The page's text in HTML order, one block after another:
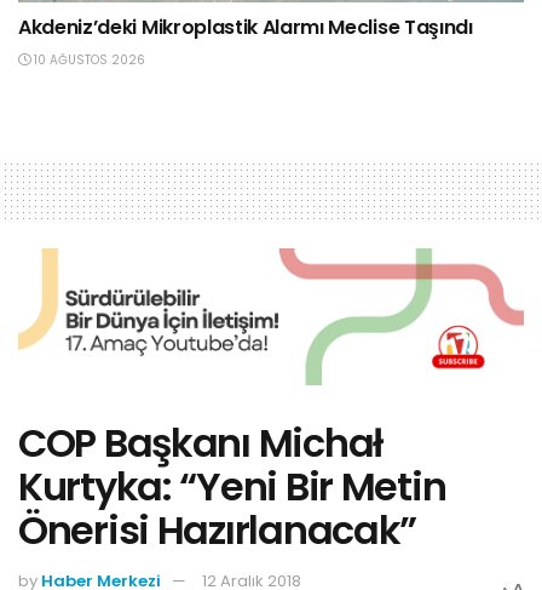
Akdeniz’deki Mikroplastik Alarmı Meclise Taşındı
10 AĞUSTOS 2026
COP Başkanı Michał
Kurtyka: “Yeni Bir Metin
Önerisi Hazırlanacak”
by Haber Merkezi 12 Aralık 2018